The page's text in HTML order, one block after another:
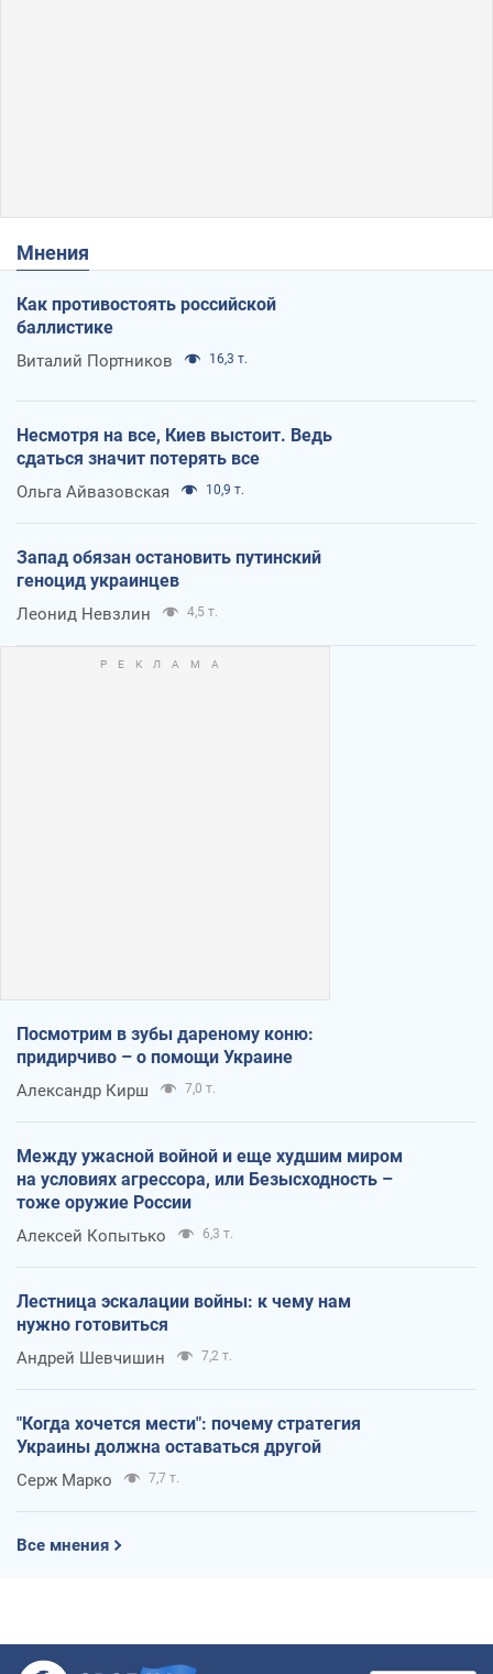
Мнения
Как противостоять российской
баллистике
Виталий Портников 16,3 т.
Несмотря на все, Киев выстоит. Ведь
сдаться значит потерять все
Ольга Айвазовская 10,9 т.
Запад обязан остановить путинский
геноцид украинцев
Леонид Невзлин 4,5 т.
Посмотрим в зубы дареному коню:
придирчиво – о помощи Украине
Александр Кирш 7,0 т.
Между ужасной войной и еще худшим миром
на условиях агрессора, или Безысходность –
тоже оружие России
Алексей Копытько 6,3 т.
Лестница эскалации войны: к чему нам
нужно готовиться
Андрей Шевчишин 7,2 т.
"Когда хочется мести": почему стратегия
Украины должна оставаться другой
Серж Марко 7,7 т.
Все мнения